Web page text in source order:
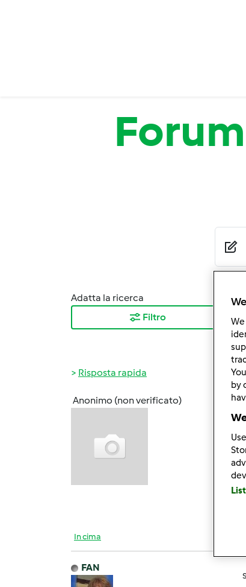
Forum
Adatta la ricerca
Filtro
Risposta rapida
Anonimo (non verificato)
In cima
FAN
by